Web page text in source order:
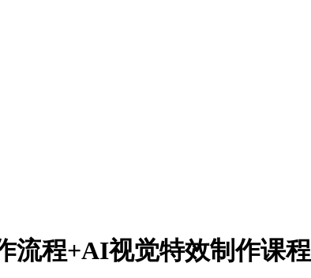
流程+AI视觉特效制作课程